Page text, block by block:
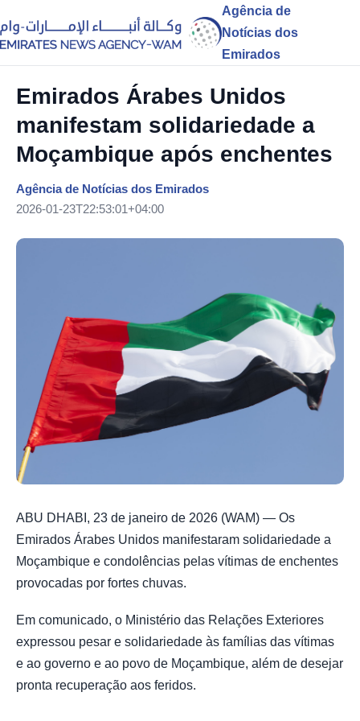
Agência de
Notícias dos
Emirados
Emirados Árabes Unidos
manifestam solidariedade a
Moçambique após enchentes
Agência de Notícias dos Emirados
2026-01-23T22:53:01+04:00
ABU DHABI, 23 de janeiro de 2026 (WAM) — Os
Emirados Árabes Unidos manifestaram solidariedade a
Moçambique e condolências pelas vítimas de enchentes
provocadas por fortes chuvas.
Em comunicado, o Ministério das Relações Exteriores
expressou pesar e solidariedade às famílias das vítimas
e ao governo e ao povo de Moçambique, além de desejar
pronta recuperação aos feridos.